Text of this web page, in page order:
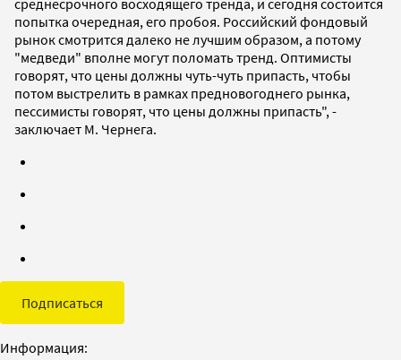
попытка очередная, его пробоя. Российский фондовый
рынок смотрится далеко не лучшим образом, а потому
"медведи" вполне могут поломать тренд. Оптимисты
говорят, что цены должны чуть-чуть припасть, чтобы
потом выстрелить в рамках предновогоднего рынка,
пессимисты говорят, что цены должны припасть", -
заключает М. Чернега.
Подписаться
Информация: